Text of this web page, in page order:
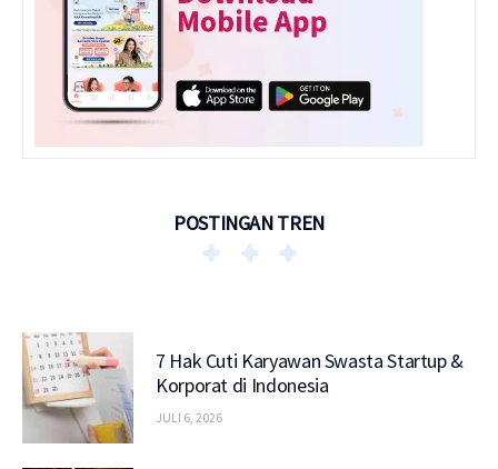
POSTINGAN TREN
7 Hak Cuti Karyawan Swasta Startup &
Korporat di Indonesia
JULI 6, 2026